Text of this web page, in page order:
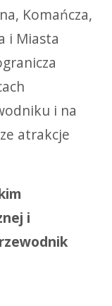
Komańcza,
i Miasta
i na
atrakcje
i